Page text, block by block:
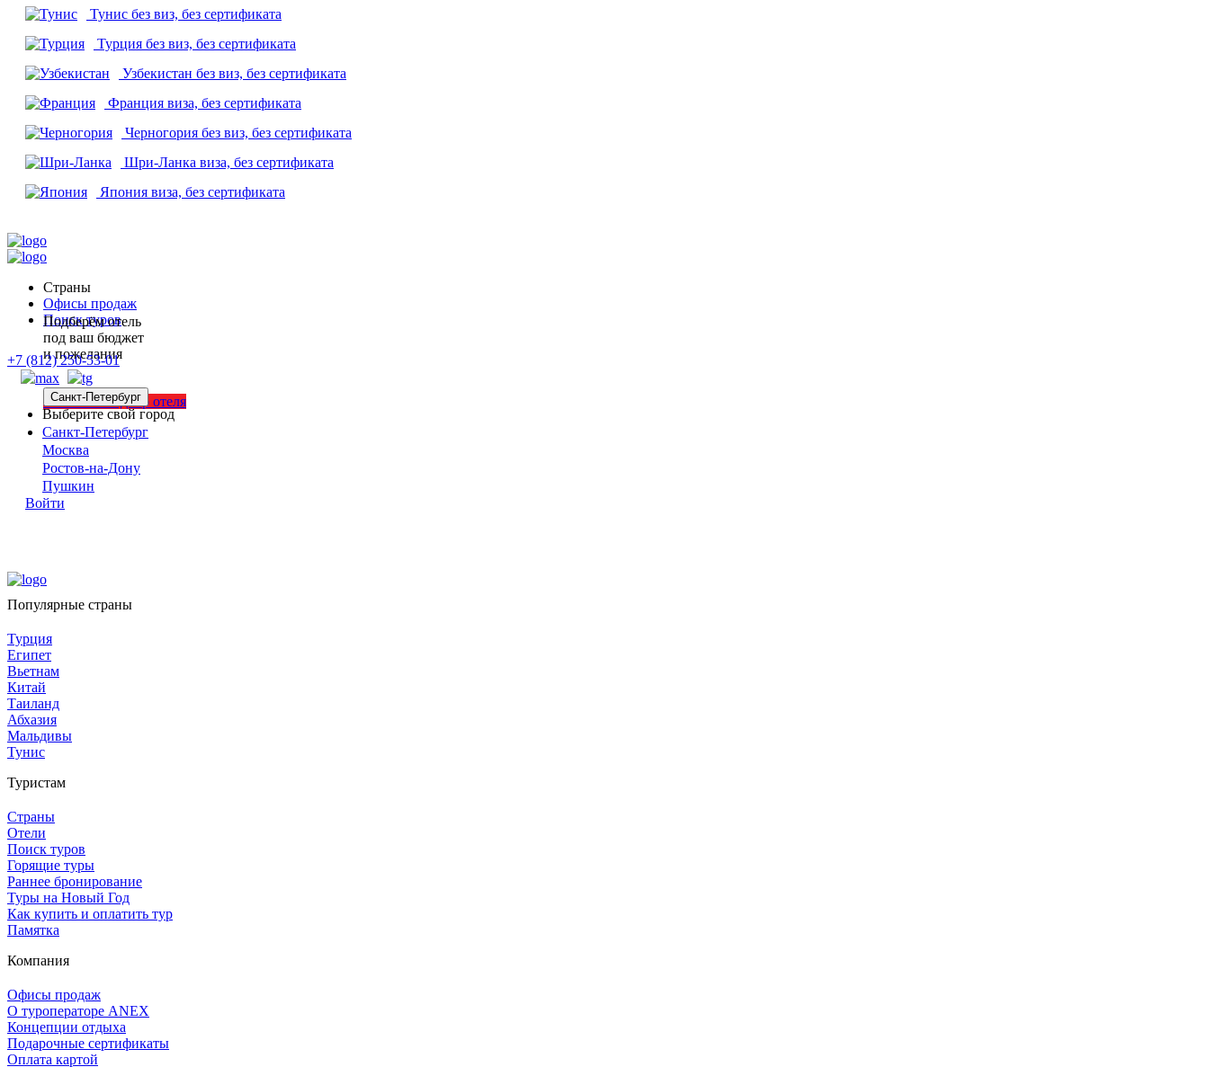
Тунис без виз, без сертификата
Турция без виз, без сертификата
Узбекистан без виз, без сертификата
Франция виза, без сертификата
Черногория без виз, без сертификата
Шри-Ланка виза, без сертификата
Япония виза, без сертификата
Страны
Офисы продаж
Поиск туров
+7 (812) 250-53-01
Санкт-Петербург
Выберите свой город
Санкт-Петербург
Москва
Ростов-на-Дону
Пушкин
Войти
Подберём отель
под ваш бюджет
и пожелания
Заявка на подбор отеля
Популярные страны
Турция
Египет
Вьетнам
Китай
Таиланд
Абхазия
Мальдивы
Тунис
Туристам
Страны
Отели
Поиск туров
Горящие туры
Раннее бронирование
Туры на Новый Год
Как купить и оплатить тур
Памятка
Компания
Офисы продаж
О туроператоре ANEX
Концепции отдыха
Подарочные сертификаты
Оплата картой